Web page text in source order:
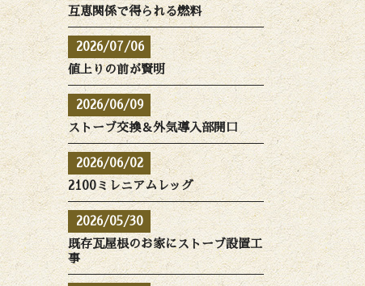
互恵関係で得られる燃料
2026/07/06
値上りの前が賢明
2026/06/09
ストーブ交換＆外気導入部開口
2026/06/02
2100ミレニアムレッグ
2026/05/30
既存瓦屋根のお家にストーブ設置工
事